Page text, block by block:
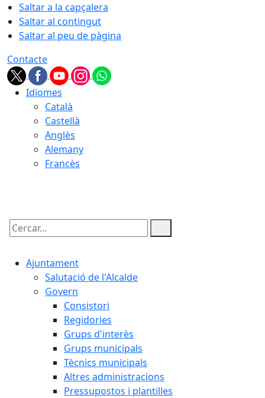
Saltar a la capçalera
Saltar al contingut
Saltar al peu de pàgina
Contacte
Idiomes
Català
Castellà
Anglès
Alemany
Francès
Cercar:
Ajuntament
Salutació de l'Alcalde
Govern
Consistori
Regidories
Grups d'interès
Grups municipals
Tècnics municipals
Altres administracions
Pressupostos i plantilles